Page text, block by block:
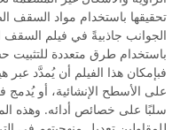
تحقيقها باستخدام مواد السقف
الجوانب جاذبيةً في فيلم السقف
باستخدام طرق متعددة
فبإمكان هذا الفيلم أن يُمدَّد
على الأسطح الإنشائية، أو يُدمج
سلبًا على خصائص أدائه. وهذه